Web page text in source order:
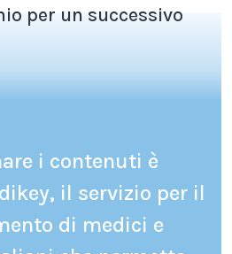
per un successivo
i contenuti è
il servizio per il
di medici e